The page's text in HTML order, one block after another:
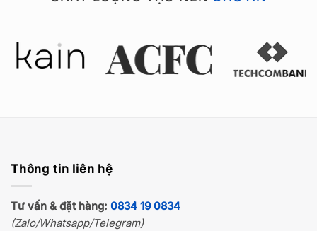
Thông tin liên hệ
Tư vấn & đặt hàng: 0834 19 0834
(Zalo/Whatsapp/Telegram)